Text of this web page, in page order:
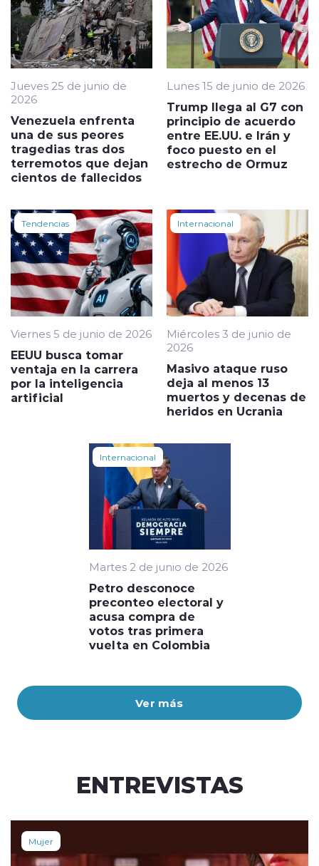
Ver más
Jueves 25 de junio de
2026
Venezuela enfrenta
una de sus peores
tragedias tras dos
terremotos que dejan
cientos de fallecidos
Lunes 15 de junio de 2026
Trump llega al G7 con
principio de acuerdo
entre EE.UU. e Irán y
foco puesto en el
estrecho de Ormuz
Tendencias
Viernes 5 de junio de 2026
EEUU busca tomar
ventaja en la carrera
por la inteligencia
artificial
Internacional
Miércoles 3 de junio de
2026
Masivo ataque ruso
deja al menos 13
muertos y decenas de
heridos en Ucrania
Internacional
Martes 2 de junio de 2026
Petro desconoce
preconteo electoral y
acusa compra de
votos tras primera
vuelta en Colombia
ENTREVISTAS
Mujer